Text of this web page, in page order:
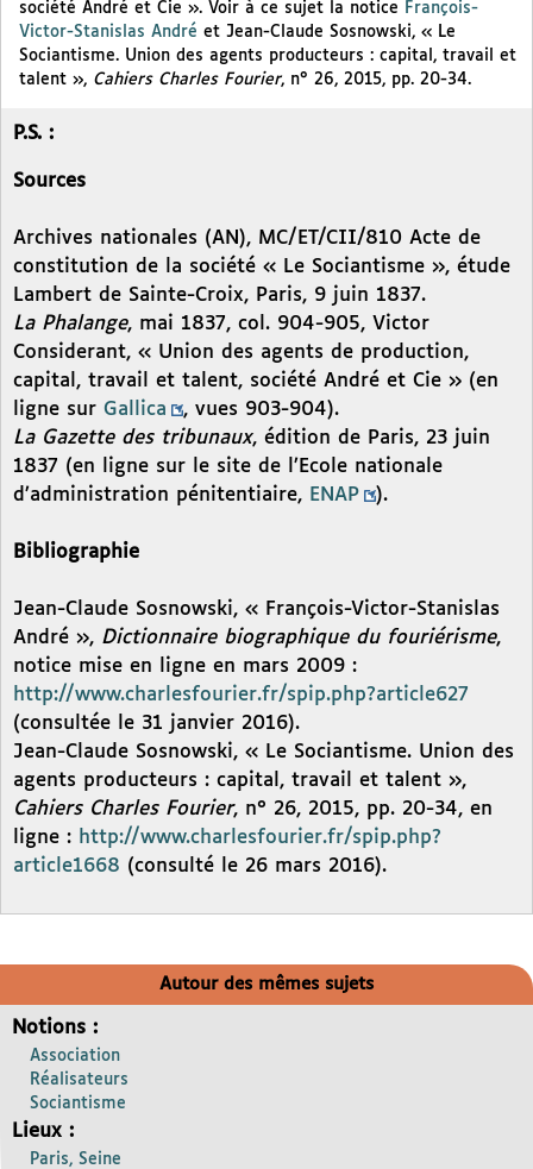
société André et Cie ». Voir à ce sujet la notice François-
Victor-Stanislas André et Jean-Claude Sosnowski, « Le
Sociantisme. Union des agents producteurs : capital, travail et
talent », Cahiers Charles Fourier, n° 26, 2015, pp. 20-34.
P.S. :
Sources
Archives nationales (AN), MC/ET/CII/810 Acte de
constitution de la société « Le Sociantisme », étude
Lambert de Sainte-Croix, Paris, 9 juin 1837.
La Phalange, mai 1837, col. 904-905, Victor
Considerant, « Union des agents de production,
capital, travail et talent, société André et Cie » (en
ligne sur Gallica
, vues 903-904).
La Gazette des tribunaux, édition de Paris, 23 juin
1837 (en ligne sur le site de l’Ecole nationale
d’administration pénitentiaire, ENAP ).
Bibliographie
Jean-Claude Sosnowski, « François-Victor-Stanislas
André », Dictionnaire biographique du fouriérisme,
notice mise en ligne en mars 2009 :
http://www.charlesfourier.fr/spip.php?article627
(consultée le 31 janvier 2016).
Jean-Claude Sosnowski, « Le Sociantisme. Union des
agents producteurs : capital, travail et talent »,
Cahiers Charles Fourier, n° 26, 2015, pp. 20-34, en
ligne : http://www.charlesfourier.fr/spip.php?
article1668 (consulté le 26 mars 2016).
Autour des mêmes sujets
Notions :
Association
Réalisateurs
Sociantisme
Lieux :
Paris, Seine